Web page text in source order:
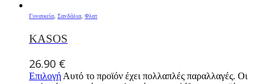
Γυναικεία Σανδάλια Φλατ
KASOS
26.90 €
ΕπιλογήΑυτό το προϊόν έχει πολλαπλές παραλλαγές. Οι